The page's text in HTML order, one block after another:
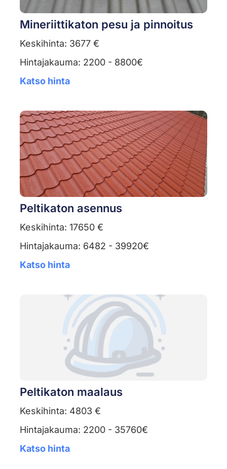
Mineriittikaton pesu ja pinnoitus
Keskihinta: 3677 €
Hintajakauma: 2200 - 8800€
Katso hinta
Peltikaton asennus
Keskihinta: 17650 €
Hintajakauma: 6482 - 39920€
Katso hinta
Peltikaton maalaus
Keskihinta: 4803 €
Hintajakauma: 2200 - 35760€
Katso hinta